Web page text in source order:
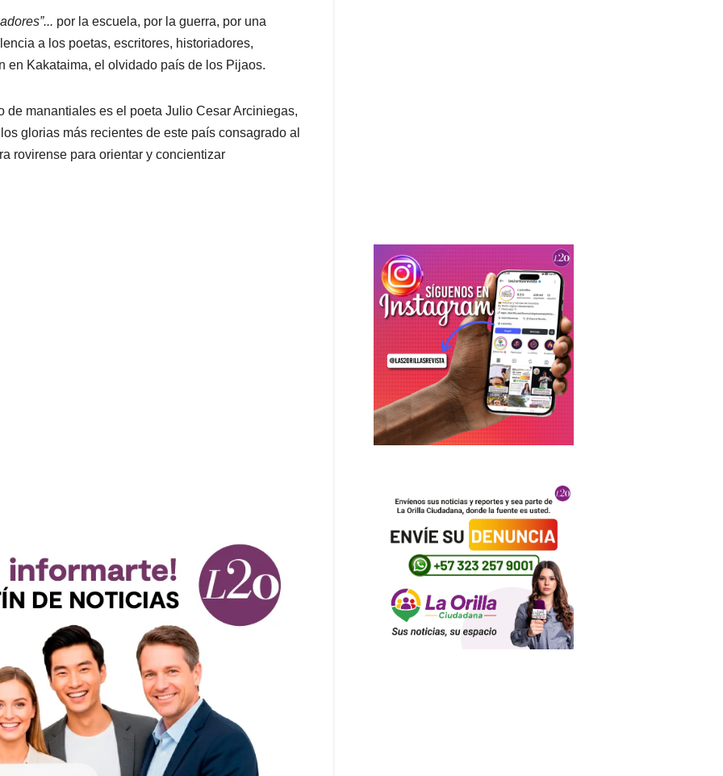
por la escuela, por la guerra, por una
a los poetas, escritores, historiadores,
en Kakataima, el olvidado país de los Pijaos.
manantiales es el poeta Julio Cesar Arciniegas,
glorias más recientes de este país consagrado al
rovirense para orientar y concientizar